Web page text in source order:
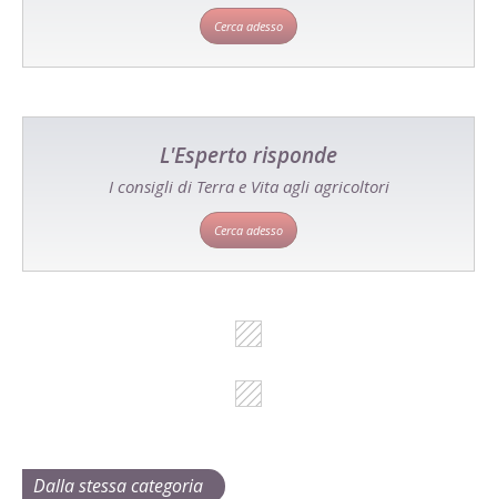
Cerca adesso
L'Esperto risponde
I consigli di Terra e Vita agli agricoltori
Cerca adesso
Dalla stessa categoria